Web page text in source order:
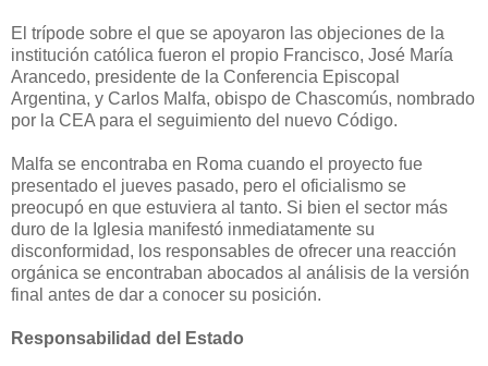
El trípode sobre el que se apoyaron las objeciones de la
institución católica fueron el propio Francisco, José María
Arancedo, presidente de la Conferencia Episcopal
Argentina, y Carlos Malfa, obispo de Chascomús, nombrado
por la CEA para el seguimiento del nuevo Código.
Malfa se encontraba en Roma cuando el proyecto fue
presentado el jueves pasado, pero el oficialismo se
preocupó en que estuviera al tanto. Si bien el sector más
duro de la Iglesia manifestó inmediatamente su
disconformidad, los responsables de ofrecer una reacción
orgánica se encontraban abocados al análisis de la versión
final antes de dar a conocer su posición.
Responsabilidad del Estado